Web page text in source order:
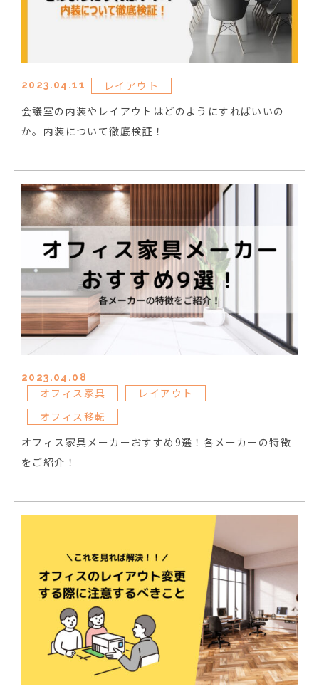
2023.04.11
レイアウト
会議室の内装やレイアウトはどのようにすればいいの
か。内装について徹底検証！
2023.04.08
オフィス家具
レイアウト
オフィス移転
オフィス家具メーカーおすすめ9選！各メーカーの特徴
をご紹介！